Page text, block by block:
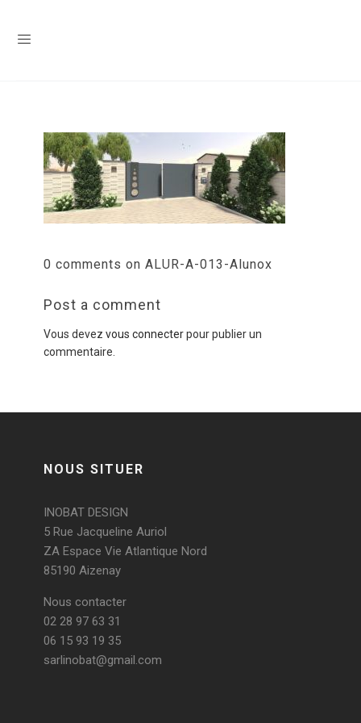
0 comments on ALUR-A-013-Alunox
Post a comment
Vous devez vous connecterpour publier un
commentaire.
NOUS SITUER
INOBAT DESIGN
5 Rue Jacqueline Auriol
ZA Espace Vie Atlantique Nord
85190 Aizenay
Nous contacter
02 28 97 63 31
06 15 93 19 35
sarlinobat@gmail.com